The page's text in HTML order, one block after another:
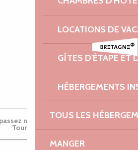
LOCATIONS DE
GÎTES D'ÉTAPE ET
HÉBERGEMENTS
TOUS LES
MANGER
Tourisme